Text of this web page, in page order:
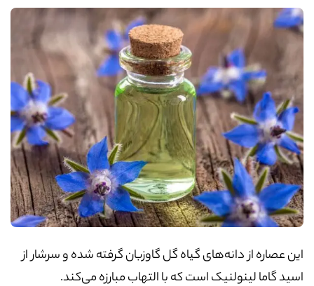
این عصاره از دانه‌های گیاه گل گاوزبان گرفته شده و سرشار از
اسید گاما لینولنیک است که با التهاب مبارزه می‌کند.